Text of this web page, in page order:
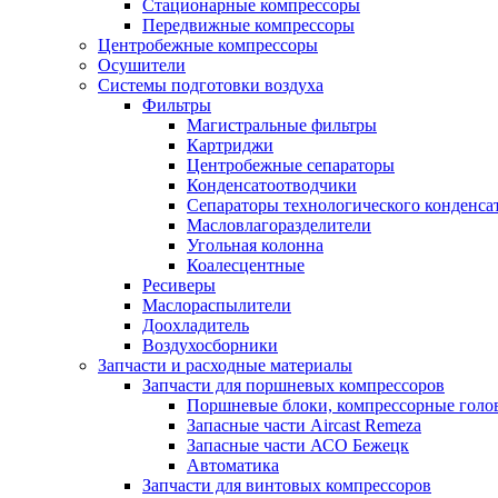
Стационарные компрессоры
Передвижные компрессоры
Центробежные компрессоры
Осушители
Системы подготовки воздуха
Фильтры
Магистральные фильтры
Картриджи
Центробежные сепараторы
Конденсатоотводчики
Сепараторы технологического
Масловлагоразделители
Угольная колонна
Коалесцентные
Ресиверы
Маслораспылители
Доохладитель
Воздухосборники
Запчасти и расходные материалы
Запчасти для поршневых компрессоров
Поршневые блоки, компрессорные
Запасные части Aircast Remeza
Запасные части АСО Бежецк
Автоматика
Запчасти для винтовых компрессоров